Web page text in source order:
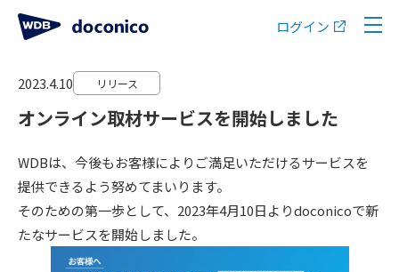
ログイン
2023.4.10 リリース
オンライン取材サービスを開始しました
WDBは、今後もお客様によりご満足いただけるサービスを
提供できるよう努めてまいります。
そのための第一歩として、2023年4月10日よりdoconicoで新
たなサービスを開始しました。